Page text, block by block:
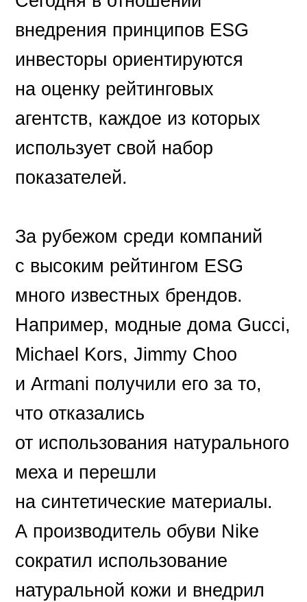
внедрения принципов ESG
инвесторы ориентируются
на оценку рейтинговых
агентств, каждое из которых
использует свой набор
показателей.
За рубежом среди компаний
с высоким рейтингом ESG
много известных брендов.
Например, модные дома Gucci,
Michael Kors, Jimmy Choo
и Armani получили его за то,
что отказались
от использования натурального
меха и перешли
на синтетические материалы.
А производитель обуви Nike
сократил использование
натуральной кожи и внедрил